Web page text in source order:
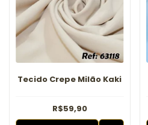
Tecido Crepe Milão Kaki
R$59,90